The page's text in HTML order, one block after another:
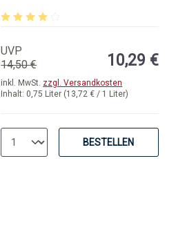
Inhalt: 0,75 Liter (13,72 € / 1 Liter)
inkl. MwSt. zzgl. Versandkosten
UVP
14,50 €
10,29 €
BESTELLEN